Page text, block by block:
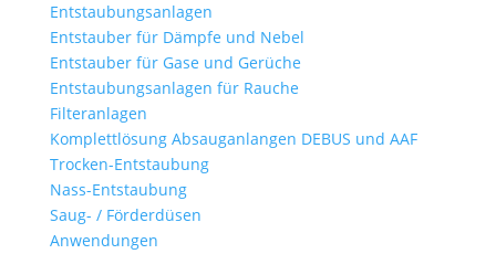
Entstaubungsanlagen
Entstauber für Dämpfe und Nebel
Entstauber für Gase und Gerüche
Entstaubungsanlagen für Rauche
Filteranlagen
Komplettlösung Absauganlangen DEBUS und AAF
Trocken-Entstaubung
Nass-Entstaubung
Saug- / Förderdüsen
Anwendungen